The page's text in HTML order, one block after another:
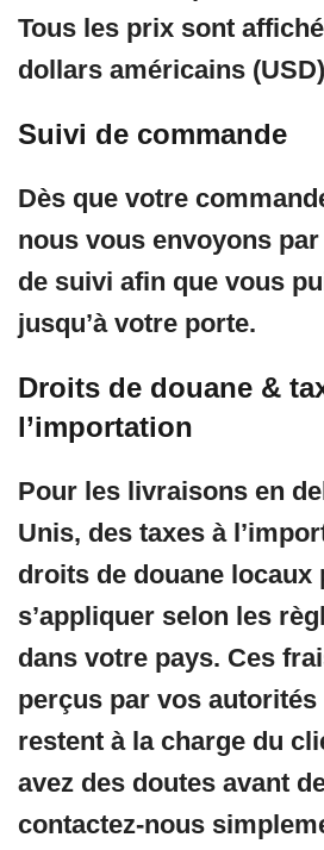
Tous les prix sont
dollars américains
Suivi de commande
Dès que votre
nous vous envoyons
de suivi afin que vous
jusqu’à votre porte.
Droits de douane &
l’importation
Pour les livraisons en
Unis, des taxes à
droits de douane locaux
s’appliquer selon les
dans votre pays. Ces
perçus par vos autorités
restent à la charge du
avez des doutes avant
contactez-nous